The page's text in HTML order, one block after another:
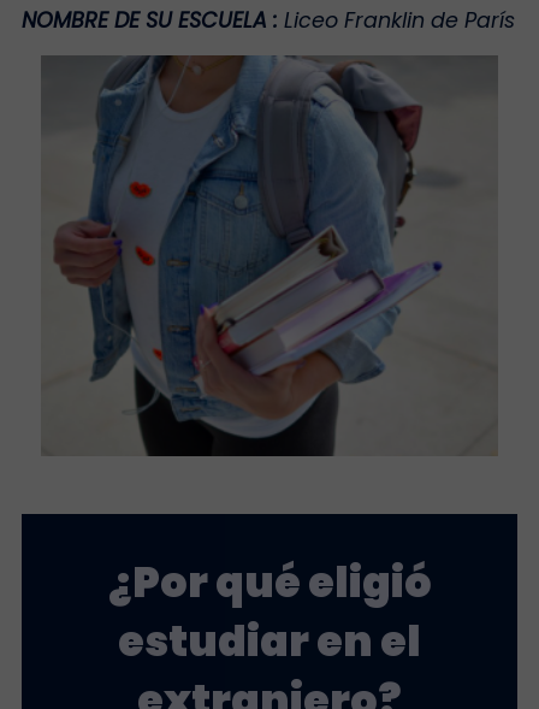
NOMBRE DE SU ESCUELA : Liceo Franklin de París
¿Por qué eligió
estudiar en el